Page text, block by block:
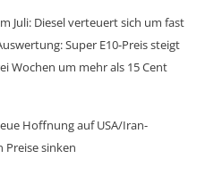
Juli: Diesel verteuert sich um fast
Super E10-Preis steigt
Wochen um mehr als 15 Cent
Hoffnung auf USA/Iran-
Preise sinken